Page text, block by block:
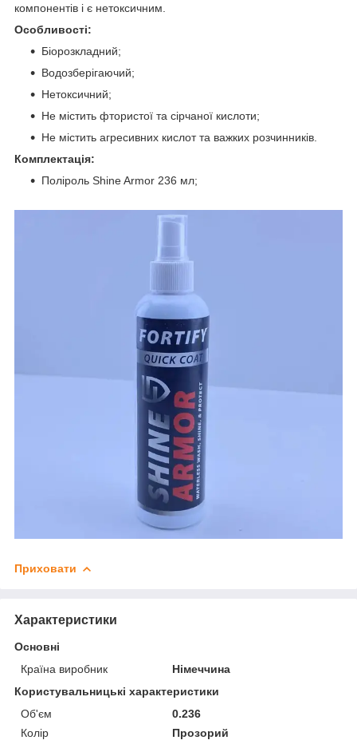
компонентів і є нетоксичним.
Особливості:
Біорозкладний;
Водозберігаючий;
Нетоксичний;
Не містить фтористої та сірчаної кислоти;
Не містить агресивних кислот та важких розчинників.
Комплектація:
Поліроль Shine Armor 236 мл;
Приховати
Характеристики
Основні
Країна виробник
Німеччина
Користувальницькі характеристики
Об'єм
0.236
Колір
Прозорий